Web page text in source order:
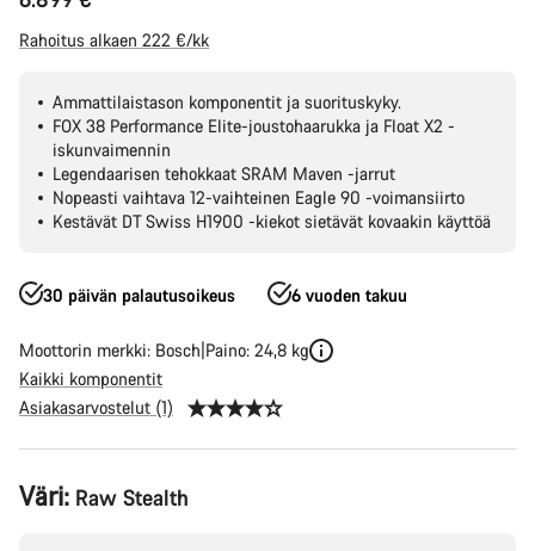
Rahoitus alkaen 222 €/kk
Ammattilaistason komponentit ja suorituskyky.
FOX 38 Performance Elite-joustohaarukka ja Float X2 -
iskunvaimennin
Legendaarisen tehokkaat SRAM Maven -jarrut
Nopeasti vaihtava 12-vaihteinen Eagle 90 -voimansiirto
Kestävät DT Swiss H1900 -kiekot sietävät kovaakin käyttöä
30 päivän palautusoikeus 6 vuoden takuu
Moottorin merkki: Bosch Paino: 24,8 kg
Kaikki komponentit
Asiakasarvostelut (1)
Tuotekonfiguraatio
Väri: Raw Stealth